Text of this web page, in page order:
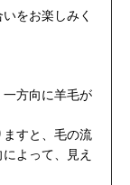
をお楽しみく
方向に羊毛が
すと、毛の流
よって、見え